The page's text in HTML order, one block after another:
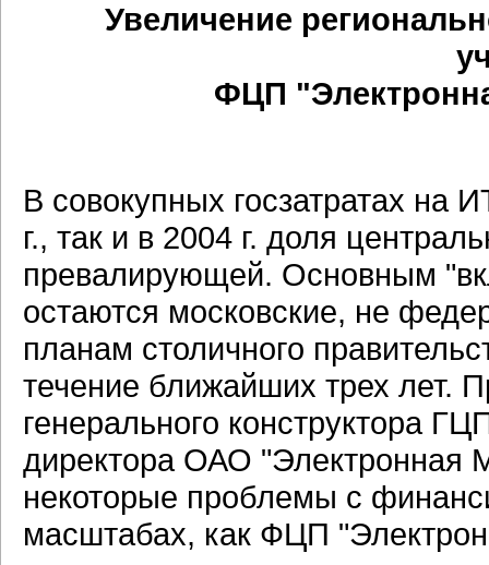
Увеличение
ФЦП
В совокупных госзатратах на
г., так и в 2004 г. доля
превалирующей. Основным
остаются московские, не
планам столичного
течение ближайших трех лет.
генерального конструктора
директора ОАО "Электронная
некоторые проблемы с
масштабах, как ФЦП